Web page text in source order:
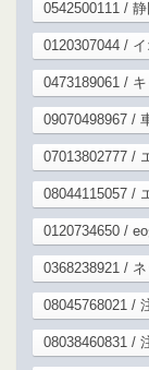
0542500111 /
0120307044 /
0473189061 /
09070498967 /
07013802777 /
08044115057 /
0120734650 /
0368238921 /
08045768021 /
08038460831 /